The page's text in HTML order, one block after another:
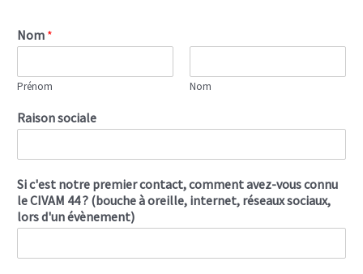
Nom *
Prénom Nom
Raison sociale
Si c'est notre premier contact, comment avez-vous connu
le CIVAM 44 ? (bouche à oreille, internet, réseaux sociaux,
lors d'un évènement)